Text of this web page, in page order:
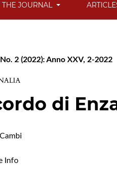
JOURNAL
2 (2022): Anno XXV, 2-2022
di
Info